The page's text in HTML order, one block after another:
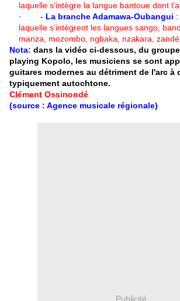
laquelle s’intègre la langue bantoue dont
· - La branche Adamawa-Oubangui :
laquelle s’intègrent les langues sango,
manza, mozombo, ngbaka, nzakara, zandé.
Nota: dans la vidéo ci-dessous, du
playing Kopolo, les musiciens se sont
guitares modernes au détriment de l'arc à
typiquement autochtone.
Clément Ossinondé
(source : Agence musicale régionale)
Publicité